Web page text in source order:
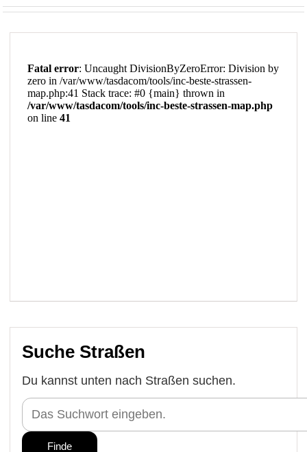
Suche Straßen
Du kannst unten nach Straßen suchen.